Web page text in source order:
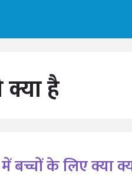
है
बच्चों के लिए क्या